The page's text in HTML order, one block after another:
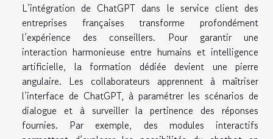
L’intégration de ChatGPT dans le service client des
entreprises françaises transforme profondément
l’expérience des conseillers. Pour garantir une
interaction harmonieuse entre humains et intelligence
artificielle, la formation dédiée devient une pierre
angulaire. Les collaborateurs apprennent à maîtriser
l’interface de ChatGPT, à paramétrer les scénarios de
dialogue et à surveiller la pertinence des réponses
fournies. Par exemple, des modules interactifs